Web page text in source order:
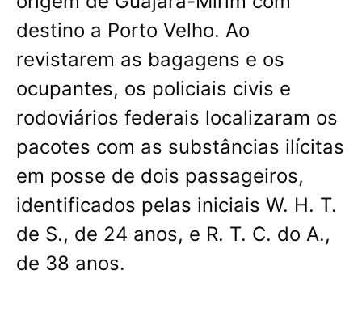
destino a Porto Velho. Ao
revistarem as bagagens e os
ocupantes, os policiais civis e
rodoviários federais localizaram os
pacotes com as substâncias ilícitas
em posse de dois passageiros,
identificados pelas iniciais W. H. T.
de S., de 24 anos, e R. T. C. do A.,
de 38 anos.